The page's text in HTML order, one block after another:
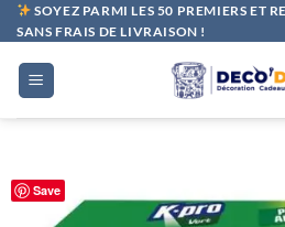
Passer
au
contenu
SOYEZ PARMI LES 50 PREMIERS ET
SANS FRAIS DE LIVRAISON !
Save